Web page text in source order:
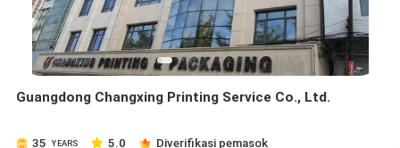
Guangdong Changxing Printing Service Co., Ltd.
35 YEARS 5.0 Diverifikasi pemasok